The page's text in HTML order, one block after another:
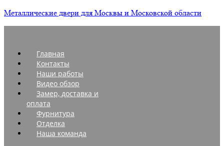
Металлические двери для Москвы и Московской области
Главная
Контакты
Наши работы
Видео обзор
Замер, доставка и
оплата
Фурнитура
Отделка
Наша команда